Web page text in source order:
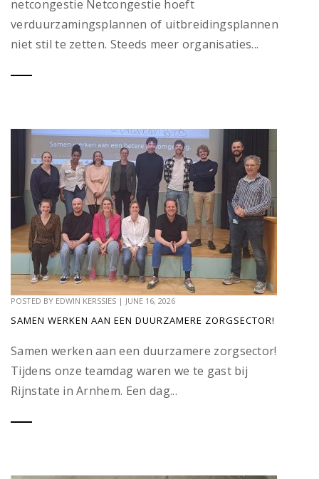
netcongestie Netcongestie hoeft
verduurzamingsplannen of uitbreidingsplannen
niet stil te zetten. Steeds meer organisaties...
POSTED BY EDWIN KERSSIES | JUNE 16, 2026
SAMEN WERKEN AAN EEN DUURZAMERE ZORGSECTOR!
Samen werken aan een duurzamere zorgsector!
Tijdens onze teamdag waren we te gast bij
Rijnstate in Arnhem. Een dag...